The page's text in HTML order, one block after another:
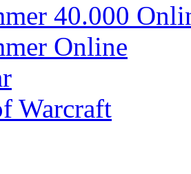
40.000
Online
Warcraft